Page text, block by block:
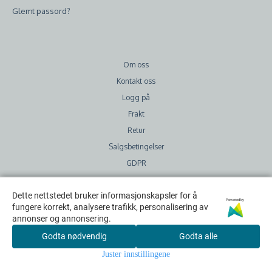
Glemt passord?
Om oss
Kontakt oss
Logg på
Frakt
Retur
Salgsbetingelser
GDPR
Sjekk ut:
Blogg
Dette nettstedet bruker informasjonskapsler for å
fungere korrekt, analysere trafikk, personalisering av
annonser og annonsering.
Powered by
Godta nødvendig Godta alle
Juster innstillingene
Dette nettstedet bruker informasjonskapsler for å
fungere korrekt, analysere trafikk, personalisering av
annonser og annonsering.
Powered by
Godta nødvendig Godta alle
Juster innstillingene